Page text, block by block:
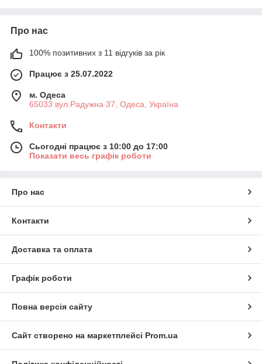
Про нас
100% позитивних з 11 відгуків за рік
Працює з 25.07.2022
м. Одеса
65033 вул.Радужна 37, Одеса, Україна
Контакти
Сьогодні працює з 10:00 до 17:00
Показати весь графік роботи
Про нас
Контакти
Доставка та оплата
Графік роботи
Повна версія сайту
Сайт створено на маркетплейсі Prom.ua